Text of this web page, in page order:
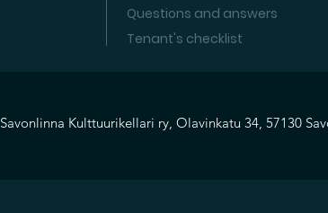
Questions and answers
Tenant's checklist
Savonlinna Kulttuurikellari ry, Olavinkatu 34, 57130